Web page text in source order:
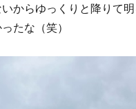
からゆっくりと降りて
たな（笑）